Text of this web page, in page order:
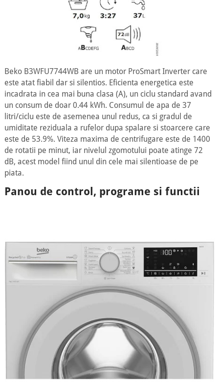
Beko B3WFU7744WB are un motor ProSmart Inverter care
este atat fiabil dar si silentios. Eficienta energetica este
incadrata in cea mai buna clasa (A), un ciclu standard avand
un consum de doar 0.44 kWh. Consumul de apa de 37
litri/ciclu este de asemenea unul redus, ca si gradul de
umiditate reziduala a rufelor dupa spalare si stoarcere care
este de 53.9%. Viteza maxima de centrifugare este de 1400
de rotatii pe minut, iar nivelul zgomotului poate atinge 72
dB, acest model fiind unul din cele mai silentioase de pe
piata.
Panou de control, programe si functii